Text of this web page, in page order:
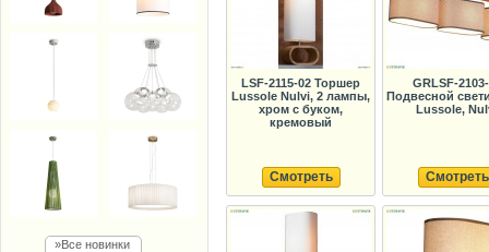
»Все новинки
LSF-2115-02 Торшер
Lussole Nulvi, 2 лампы,
хром с буком,
кремовый
Смотреть
GRLSF-
Подвесной
Lussole,
Смотреть